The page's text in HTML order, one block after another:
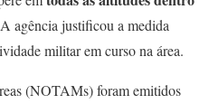
agência justificou a medida
militar em curso na área.
(NOTAMs) foram emitidos